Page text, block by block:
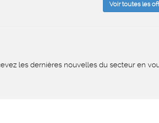
Voir toutes les
les dernières nouvelles du secteur en